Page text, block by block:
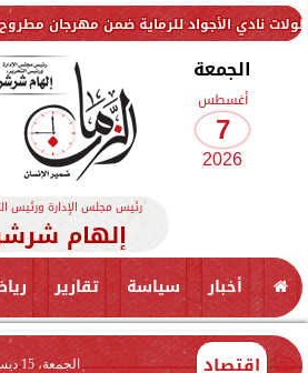
للرماية ضمن مهرجان مطروح للتراث
الجمعة
أغسطس
7
2026
رئيس مجلس الإدارة ورئيس
إلهام
أخبار سياسة تقارير
اقتصاد الجمعة، 15 ديسمبر 2023